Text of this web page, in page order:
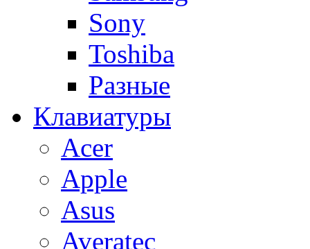
Sony
Toshiba
Разные
Клавиатуры
Acer
Apple
Asus
Averatec